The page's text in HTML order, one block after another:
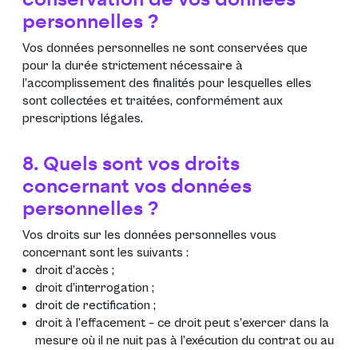
personnelles ?
Vos données personnelles ne sont conservées que
pour la durée strictement nécessaire à
l’accomplissement des finalités pour lesquelles elles
sont collectées et traitées, conformément aux
prescriptions légales.
8. Quels sont vos droits
concernant vos données
personnelles ?
Vos droits sur les données personnelles vous
concernant sont les suivants :
droit d’accès ;
droit d’interrogation ;
droit de rectification ;
droit à l’effacement – ce droit peut s’exercer dans la
mesure où il ne nuit pas à l’exécution du contrat ou au